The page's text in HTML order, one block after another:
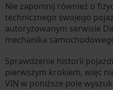
Nie zapomnij również o
technicznego swojego
autoryzowanym serwisie
mechanika
Sprawdzenie historii
pierwszym krokiem, więc
VIN w poniższe pole